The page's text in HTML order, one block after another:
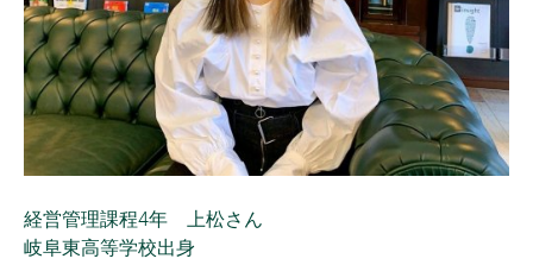
経営管理課程4年 上松さん
岐阜東高等学校出身